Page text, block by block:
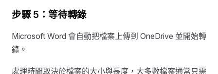
步驟 5：等待轉錄
Microsoft Word 會自動把檔案上傳到 OneDrive 並開始轉
錄。
處理時間取決於檔案的大小與長度，大多數檔案通常只需